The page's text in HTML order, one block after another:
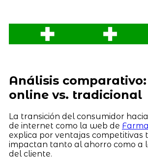
Análisis
online vs. tradicional
La transición del consumidor
de internet como la web de
explica por ventajas competitivas
impactan tanto al ahorro como a
del cliente.